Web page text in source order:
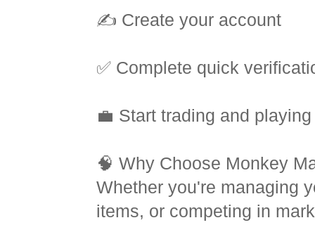
✍️ Create your account
✅ Complete quick
💼 Start trading and
🧠 Why Choose Monkey
Whether you're managing
items, or competing in